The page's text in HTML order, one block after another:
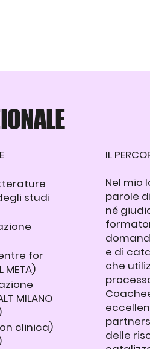
studi
for
MILANO
clinica)
IL
Nel mio
parole
né
e di
che
delle